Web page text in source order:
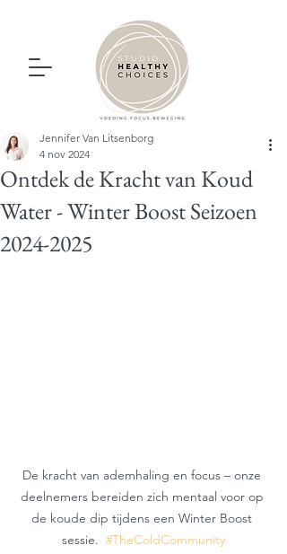
Ontdek de Kracht van Koud
Water - Winter Boost Seizoen
2024-2025
Jennifer Van Litsenborg
4 nov 2024
De kracht van ademhaling en focus – onze
deelnemers bereiden zich mentaal voor op
de koude dip tijdens een Winter Boost
sessie. #TheColdCommunity